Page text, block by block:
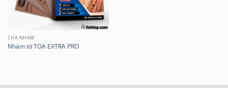
CHÀ NHÁM
Nhám tờ TOA EXTRA PRO